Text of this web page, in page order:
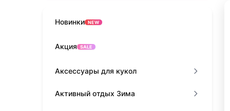
Новинки NEW
Акция SALE
Аксессуары для кукол
Активный отдых Зима